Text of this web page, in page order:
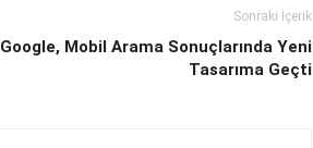
Sonraki İçerik
Google, Mobil Arama Sonuçlarında Yeni
Tasarıma Geçti